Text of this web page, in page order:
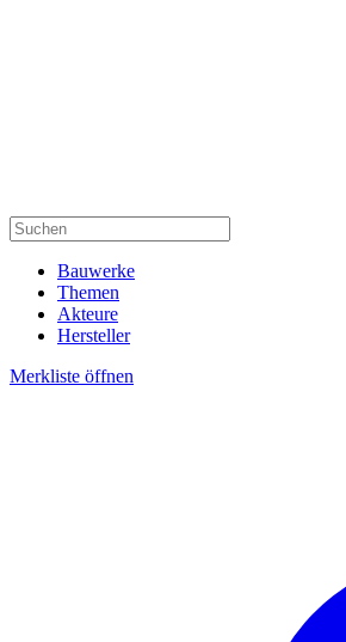
Bauwerke
Themen
Akteure
Hersteller
Merkliste öffnen